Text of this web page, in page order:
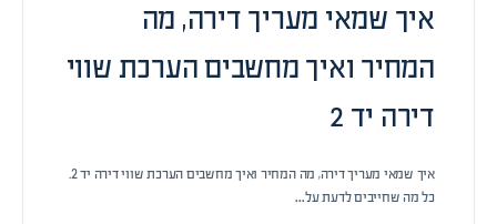
איך שמאי מעריך דירה, מה
המחיר ואיך מחשבים הערכת שווי
דירה יד 2
איך שמאי מעריך דירה, מה המחיר ואיך מחשבים הערכת שווי דירה יד 2.
כל מה שחייבים לדעת על…